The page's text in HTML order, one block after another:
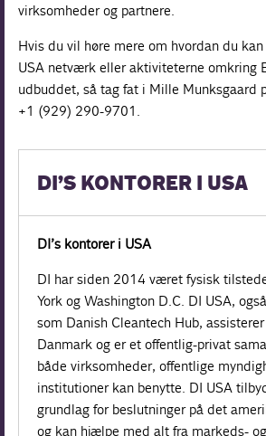
virksomheder og partnere.
Hvis du vil høre mere om hvordan du
USA netværk eller aktiviteterne omkring
udbuddet, så tag fat i Mille Munksgaard
+1 (929) 290-9701.
DI’S KONTORER I USA
DI’s kontorer i USA
DI har siden 2014 været fysisk
York og Washington D.C. DI USA,
som Danish Cleantech Hub,
Danmark og er et offentlig-privat
både virksomheder, offentlige
institutioner kan benytte. DI USA
grundlag for beslutninger på det
og kan hjælpe med alt fra markeds- og